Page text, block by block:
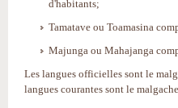
d'habitants;
Tamatave ou Toamasina
Majunga ou Mahajanga
Les langues officielles sont le
langues courantes sont le